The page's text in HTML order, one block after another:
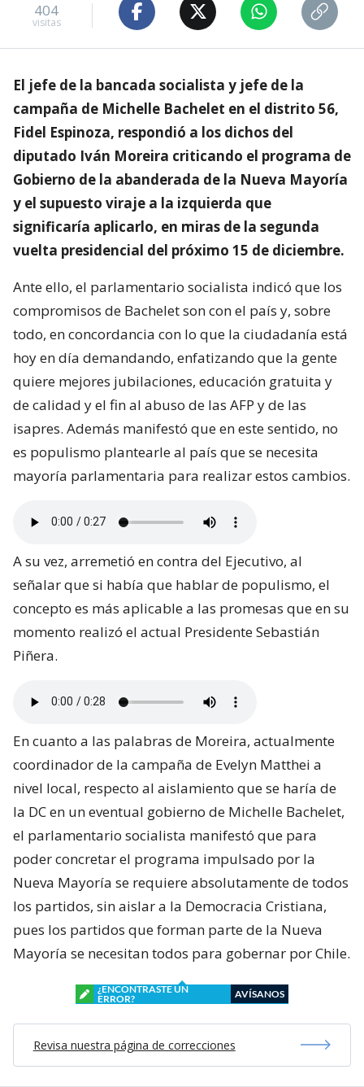
404
visitas
El jefe de la bancada socialista y jefe de la
campaña de Michelle Bachelet en el distrito 56,
Fidel Espinoza, respondió a los dichos del
diputado Iván Moreira criticando el programa de
Gobierno de la abanderada de la Nueva Mayoría
y el supuesto viraje a la izquierda que
significaría aplicarlo, en miras de la segunda
vuelta presidencial del próximo 15 de diciembre.
Ante ello, el parlamentario socialista indicó que los
compromisos de Bachelet son con el país y, sobre
todo, en concordancia con lo que la ciudadanía está
hoy en día demandando, enfatizando que la gente
quiere mejores jubilaciones, educación gratuita y
de calidad y el fin al abuso de las AFP y de las
isapres. Además manifestó que en este sentido, no
es populismo plantearle al país que se necesita
mayoría parlamentaria para realizar estos cambios.
A su vez, arremetió en contra del Ejecutivo, al
señalar que si había que hablar de populismo, el
concepto es más aplicable a las promesas que en su
momento realizó el actual Presidente Sebastián
Piñera.
En cuanto a las palabras de Moreira, actualmente
coordinador de la campaña de Evelyn Matthei a
nivel local, respecto al aislamiento que se haría de
la DC en un eventual gobierno de Michelle Bachelet,
el parlamentario socialista manifestó que para
poder concretar el programa impulsado por la
Nueva Mayoría se requiere absolutamente de todos
los partidos, sin aislar a la Democracia Cristiana,
pues los partidos que forman parte de la Nueva
Mayoría se necesitan todos para gobernar por Chile.
¿ENCONTRASTE UN
ERROR?
AVÍSANOS
Revisa nuestra página de correcciones